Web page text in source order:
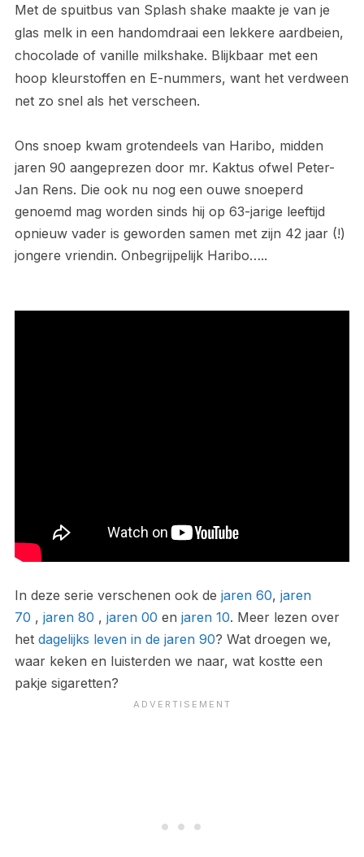
Met de spuitbus van Splash shake maakte je van je
glas melk in een handomdraai een lekkere aardbeien,
chocolade of vanille milkshake. Blijkbaar met een
hoop kleurstoffen en E-nummers, want het verdween
net zo snel als het verscheen.
Ons snoep kwam grotendeels van Haribo, midden
jaren 90 aangeprezen door mr. Kaktus ofwel Peter-
Jan Rens. Die ook nu nog een ouwe snoeperd
genoemd mag worden sinds hij op 63-jarige leeftijd
opnieuw vader is geworden samen met zijn 42 jaar (!)
jongere vriendin. Onbegrijpelijk Haribo…..
In deze serie verschenen ook de jaren 60, jaren
70 , jaren 80 , jaren 00 en jaren 10. Meer lezen over
het dagelijks leven in de jaren 90? Wat droegen we,
waar keken en luisterden we naar, wat kostte een
pakje sigaretten?